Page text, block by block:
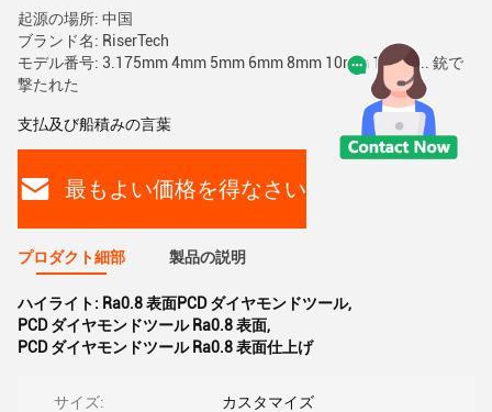
起源の場所: 中国
ブランド名: RiserTech
モデル番号: 3.175mm 4mm 5mm 6mm 8mm 10mm 12mm... 銃で
撃たれた
支払及び船積みの言葉
最もよい価格を得なさい
プロダクト細部 製品の説明
ハイライト: Ra0.8 表面PCD ダイヤモンドツール,
PCD ダイヤモンドツール Ra0.8 表面,
PCD ダイヤモンドツール Ra0.8 表面仕上げ
サイズ: カスタマイズ